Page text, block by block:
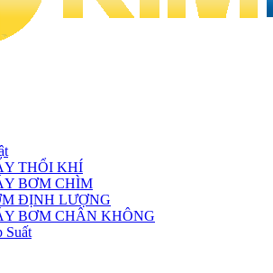
THỔI KHÍ
BƠM CHÌM
ĐỊNH LƯỢNG
BƠM CHÂN KHÔNG